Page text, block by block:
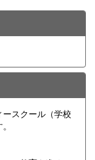
スクール（学校